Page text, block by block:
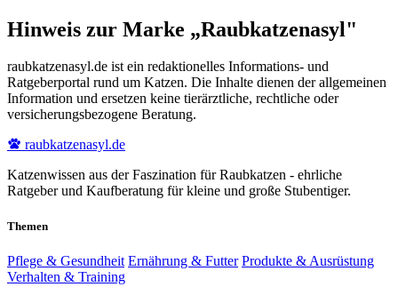
Hinweis zur Marke „Raubkatzenasyl"
raubkatzenasyl.de ist ein redaktionelles Informations- und
Ratgeberportal rund um Katzen. Die Inhalte dienen der allgemeinen
Information und ersetzen keine tierärztliche, rechtliche oder
versicherungsbezogene Beratung.
raubkatzenasyl.de
Katzenwissen aus der Faszination für Raubkatzen - ehrliche
Ratgeber und Kaufberatung für kleine und große Stubentiger.
Themen
Pflege & Gesundheit Ernährung & Futter Produkte & Ausrüstung
Verhalten & Training